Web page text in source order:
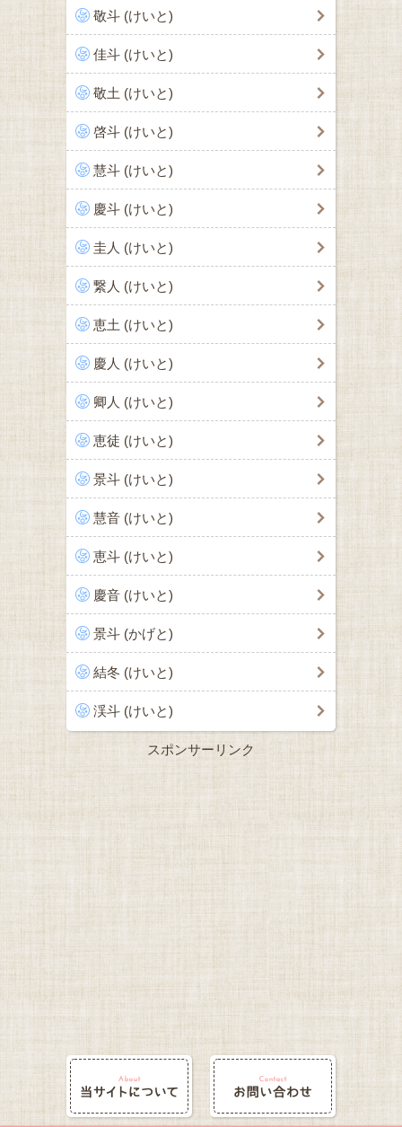
敬斗 (けいと)
佳斗 (けいと)
敬土 (けいと)
啓斗 (けいと)
慧斗 (けいと)
慶斗 (けいと)
圭人 (けいと)
繋人 (けいと)
恵土 (けいと)
慶人 (けいと)
卿人 (けいと)
恵徒 (けいと)
景斗 (けいと)
慧音 (けいと)
恵斗 (けいと)
慶音 (けいと)
景斗 (かげと)
結冬 (けいと)
渓斗 (けいと)
スポンサーリンク